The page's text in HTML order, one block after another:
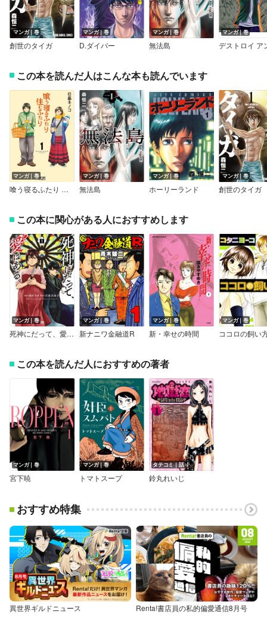
マンガ｜巻
創世のタイガ
マンガ｜巻
D.ダイバー
マンガ｜巻
無法島
マンガ｜巻
この本を読んだ人はこんな本も読んでいます
マンガ｜巻
喰う寝るふたり 住むふたり
マンガ｜巻
無法島
マンガ｜巻
ホーリーランド
マンガ｜巻
創世のタイガ
この本に関心がある人におすすめします
マンガ｜巻
死神にだって、愛はある。
マンガ｜巻
新ナニワ金融道R
マンガ｜巻
新・幸せの時間
マンガ｜巻
ココロの飼い
この本を読んだ人におすすめの著者
マンガ｜巻
宮下暁
マンガ｜巻
トマトスープ
タテコミ｜話
鈴丸れいじ
おすすめ特集
異世界ギルドニュース Renta!書店員の私的偏愛通信8月号